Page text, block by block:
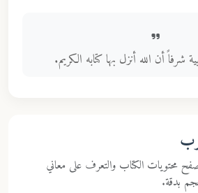
شرفاً أن الله أنزل بها كتابه الكريم.
محتويات الكتاب والتعرف على معاني
بدقة.